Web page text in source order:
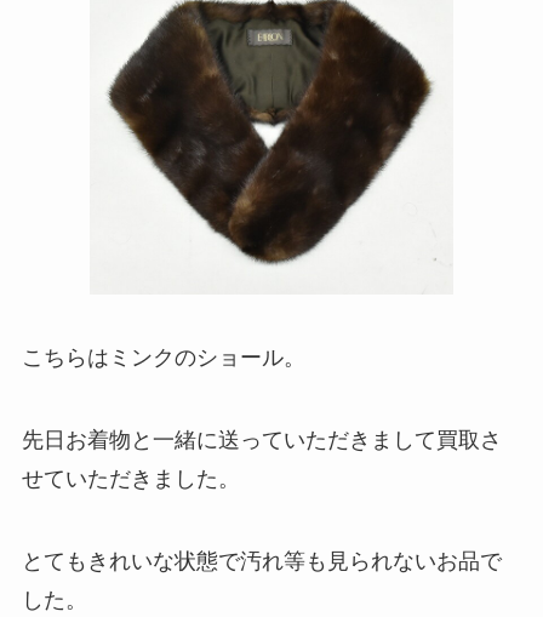
こちらはミンクのショール。
先日お着物と一緒に送っていただきまして買取さ
せていただきました。
とてもきれいな状態で汚れ等も見られないお品で
した。